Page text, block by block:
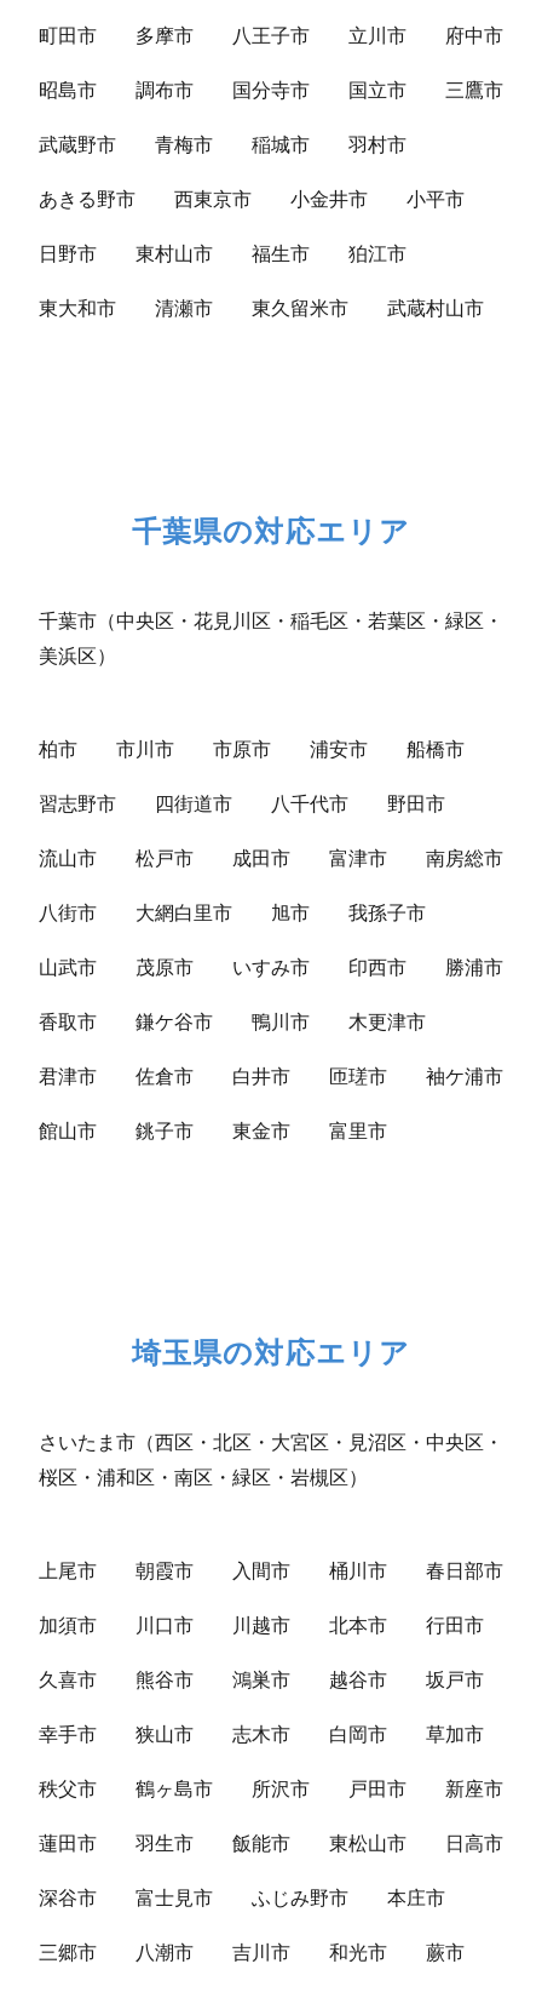
町田市 多摩市 八王子市 立川市 府中市
昭島市 調布市 国分寺市 国立市 三鷹市
武蔵野市 青梅市 稲城市 羽村市
あきる野市 西東京市 小金井市 小平市
日野市 東村山市 福生市 狛江市
東大和市 清瀬市 東久留米市 武蔵村山市
千葉県の対応エリア
千葉市（中央区・花見川区・稲毛区・若葉区・緑区・
美浜区）
柏市 市川市 市原市 浦安市 船橋市
習志野市 四街道市 八千代市 野田市
流山市 松戸市 成田市 富津市 南房総市
八街市 大網白里市 旭市 我孫子市
山武市 茂原市 いすみ市 印西市 勝浦市
香取市 鎌ケ谷市 鴨川市 木更津市
君津市 佐倉市 白井市 匝瑳市 袖ケ浦市
館山市 銚子市 東金市 富里市
埼玉県の対応エリア
さいたま市（西区・北区・大宮区・見沼区・中央区・
桜区・浦和区・南区・緑区・岩槻区）
上尾市 朝霞市 入間市 桶川市 春日部市
加須市 川口市 川越市 北本市 行田市
久喜市 熊谷市 鴻巣市 越谷市 坂戸市
幸手市 狭山市 志木市 白岡市 草加市
秩父市 鶴ヶ島市 所沢市 戸田市 新座市
蓮田市 羽生市 飯能市 東松山市 日高市
深谷市 富士見市 ふじみ野市 本庄市
三郷市 八潮市 吉川市 和光市 蕨市